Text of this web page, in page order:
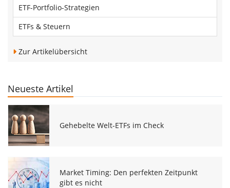
ETF-Portfolio-Strategien
ETFs & Steuern
Zur Artikelübersicht
Neueste Artikel
Gehebelte Welt-ETFs im Check
Market Timing: Den perfekten Zeitpunkt
gibt es nicht